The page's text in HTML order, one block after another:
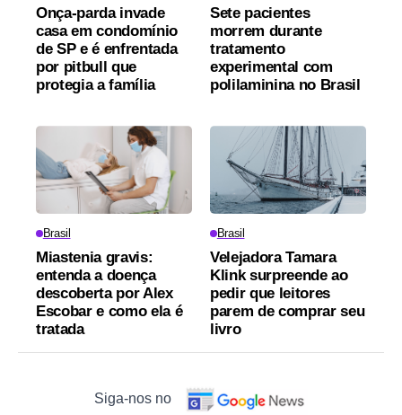
Onça-parda invade
casa em condomínio
de SP e é enfrentada
por pitbull que
protegia a família
Sete pacientes
morrem durante
tratamento
experimental com
polilaminina no Brasil
Brasil
Miastenia gravis:
entenda a doença
descoberta por Alex
Escobar e como ela é
tratada
Brasil
Velejadora Tamara
Klink surpreende ao
pedir que leitores
parem de comprar seu
livro
Siga-nos no